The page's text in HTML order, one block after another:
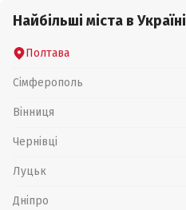
Найбільші міста в Україні
Полтава
Сімферополь
Вінниця
Чернівці
Луцьк
Дніпро